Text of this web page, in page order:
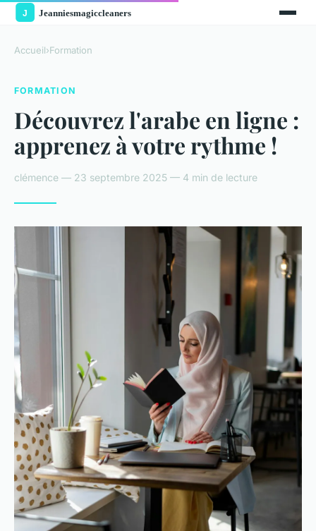
Accueil›Formation
FORMATION
Découvrez l'arabe en ligne :
apprenez à votre rythme !
clémence — 23 septembre 2025 — 4 min de lecture